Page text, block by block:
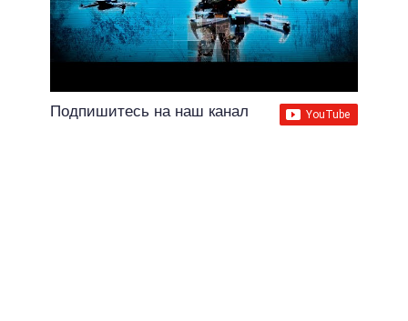
Подпишитесь на наш канал